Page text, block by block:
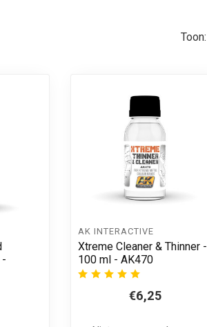
Toon:
AK INTERACTIVE
Xtreme Cleaner & Thinner -
100 ml - AK470
€6,25